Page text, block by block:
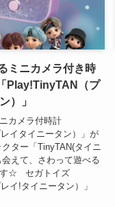
ミニカメラ付き時
Play!TinyTAN（プ
）」
カメラ付時計
イタイニータン）」が
ター「TinyTAN(タイニ
えて、さわって遊べる
す☆ セガトイズ
イ!タイニータン）」